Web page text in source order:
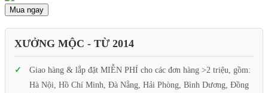
Mua ngay
XƯỞNG MỘC - TỪ 2014
Giao hàng & lắp đặt MIỄN PHÍ cho các đơn hàng >2 triệu, gồm:
Hà Nội, Hồ Chí Minh, Đà Nẵng, Hải Phòng, Bình Dương, Đồng